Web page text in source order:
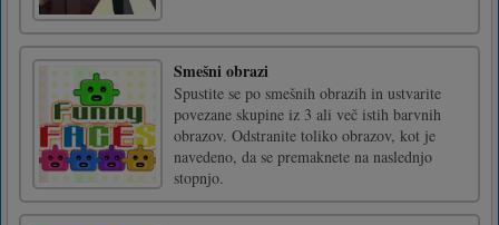
Smešni obrazi
Spustite se po smešnih obrazih in ustvarite
povezane skupine iz 3 ali več istih barvnih
obrazov. Odstranite toliko obrazov, kot je
navedeno, da se premaknete na naslednjo
stopnjo.